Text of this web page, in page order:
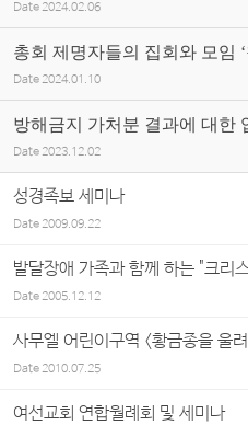
Date 2024.02.06
총회 제명자들의 집회와 모임
Date 2024.01.10
방해금지 가처분 결과에 대한
Date 2023.12.02
성경족보 세미나
Date2009.09.22
발달장애 가족과 함께 하는 "크리
Date2005.12.12
사무엘 어린이구역 <황금종을 울
Date2010.07.25
여선교회 연합월례회 및 세미나